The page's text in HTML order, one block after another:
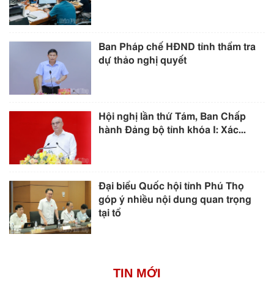
Ban Pháp chế HĐND tỉnh thẩm tra
dự thảo nghị quyết
Hội nghị lần thứ Tám, Ban Chấp
hành Đảng bộ tỉnh khóa I: Xác...
Đại biểu Quốc hội tỉnh Phú Thọ
góp ý nhiều nội dung quan trọng
tại tổ
TIN MỚI